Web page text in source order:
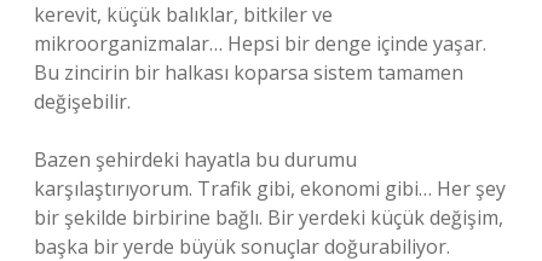
kerevit, küçük balıklar, bitkiler ve
mikroorganizmalar… Hepsi bir denge içinde yaşar.
Bu zincirin bir halkası koparsa sistem tamamen
değişebilir.
Bazen şehirdeki hayatla bu durumu
karşılaştırıyorum. Trafik gibi, ekonomi gibi… Her şey
bir şekilde birbirine bağlı. Bir yerdeki küçük değişim,
başka bir yerde büyük sonuçlar doğurabiliyor.